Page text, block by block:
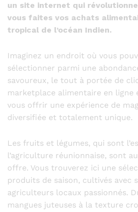
un site internet qui
vous faites vos achats
tropical de l’océan Indien.
Imaginez un endroit où vous
sélectionner parmi une
savoureux, le tout à portée de
marketplace alimentaire en ligne
vous offrir une expérience de
diversifiée et totalement unique.
Les fruits et légumes, qui sont
l’agriculture réunionnaise, sont
offre. Vous trouverez ici une
produits de saison, cultivés avec
agriculteurs locaux passionnés.
mangues juteuses à la texture